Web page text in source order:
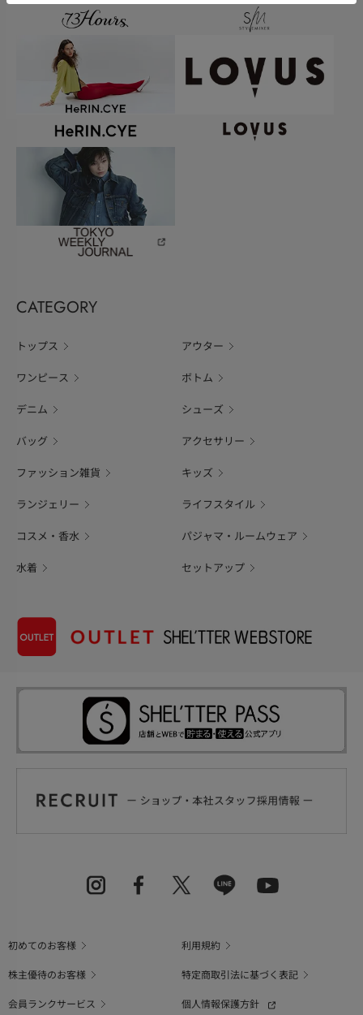
CATEGORY
トップス アウター
ワンピース ボトム
デニム シューズ
バッグ アクセサリー
ファッション雑貨 キッズ
ランジェリー ライフスタイル
コスメ・香水 パジャマ・ルームウェア
水着 セットアップ
初めてのお客様
利用規約
株主優待のお客様
特定商取引法に基づく表記
会員ランクサービス
個人情報保護方針